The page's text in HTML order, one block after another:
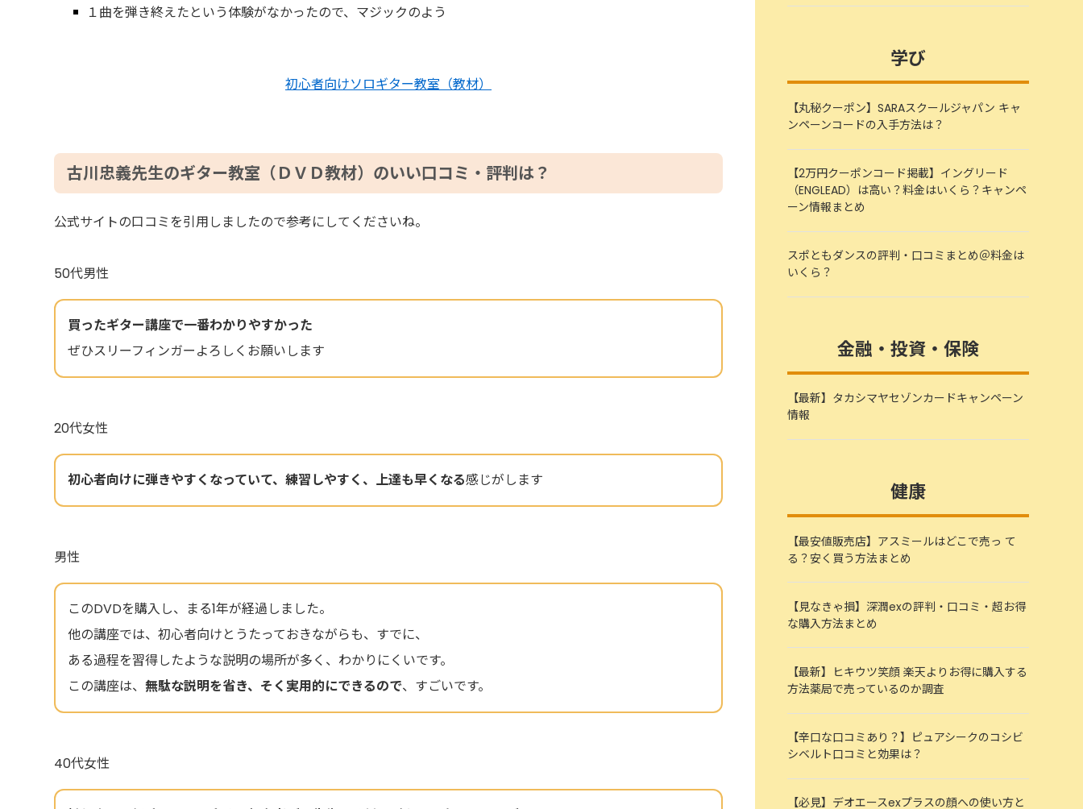
１曲を弾き終えたという体験がなかったので、マジックのよう
初心者向けソロギター教室（教材）
古川忠義先生のギター教室（ＤＶＤ教材）のいい口コミ・評判は？
公式サイトの口コミを引用しましたので参考にしてくださいね。
50代男性
買ったギター講座で一番わかりやすかった
ぜひスリーフィンガーよろしくお願いします
20代女性
初心者向けに弾きやすくなっていて、練習しやすく、上達も早くなる感じがします
男性
このDVDを購入し、まる1年が経過しました。
他の講座では、初心者向けとうたっておきながらも、すでに、
ある過程を習得したような説明の場所が多く、わかりにくいです。
この講座は、無駄な説明を省き、そく実用的にできるので、すごいです。
40代女性
学び
【丸秘クーポン】SARAスクールジャパン キャ
ンペーンコードの入手方法は？
【2万円クーポンコード掲載】イングリード
（ENGLEAD）は高い？料金はいくら？キャンペ
ーン情報まとめ
スポともダンスの評判・口コミまとめ＠料金は
いくら？
金融・投資・保険
【最新】タカシマヤセゾンカードキャンペーン
情報
健康
【最安値販売店】アスミールはどこで売っ て
る？安く買う方法まとめ
【見なきゃ損】深潤exの評判・口コミ・超お得
な購入方法まとめ
【最新】ヒキウツ笑顔 楽天よりお得に購入する
方法薬局で売っているのか調査
【辛口な口コミあり？】ピュアシークのコシビ
シベルト口コミと効果は？
【必見】デオエースexプラスの顔への使い方と